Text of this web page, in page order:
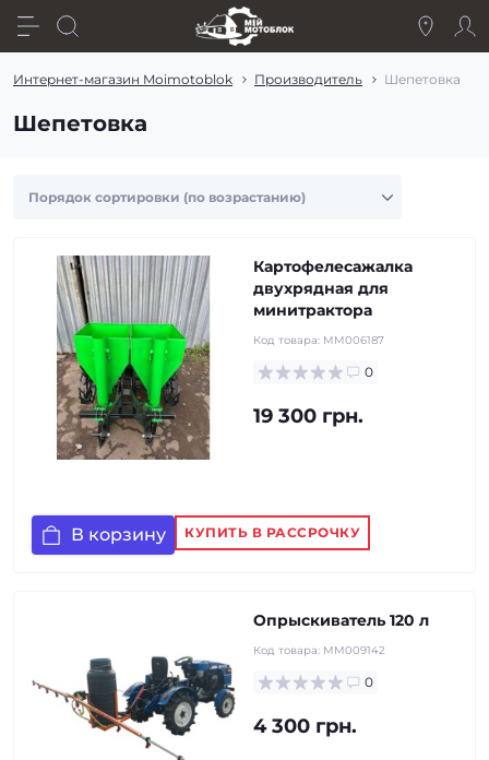
Интернет-магазин Moimotoblok Производитель Шепетовка
Шепетовка
Картофелесажалка
двухрядная для
минитрактора
Код товара: MM006187
0
19 300 грн.
В корзину КУПИТЬ В РАССРОЧКУ
Опрыскиватель 120 л
Код товара: MM009142
0
4 300 грн.